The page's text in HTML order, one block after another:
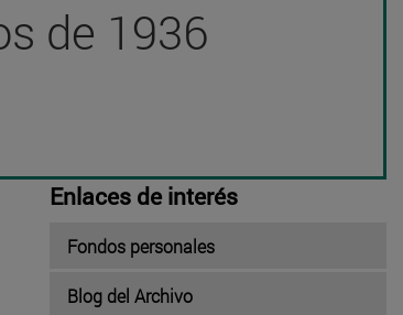
de 1936
Enlaces de interés
Fondos personales
Blog del Archivo